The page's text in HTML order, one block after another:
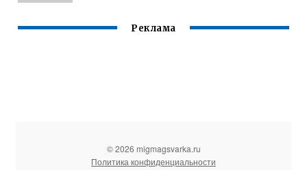
Реклама
© 2026 migmagsvarka.ru
Политика конфиденциальности